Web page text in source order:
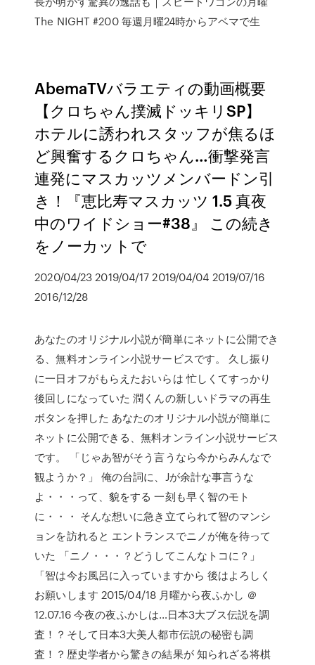
The NIGHT #200 毎週月曜24時からアベマで生
AbemaTVバラエティの動画概要
【クロちゃん撲滅ドッキリSP】
ホテルに誘われスタッフが焦るほ
ど興奮するクロちゃん…衝撃発言
連発にマスカッツメンバードン引
き！『恵比寿マスカッツ 1.5 真夜
中のワイドショー#38』 この続き
をノーカットで
2020/04/23 2019/04/17 2019/04/04 2019/07/16
2016/12/28
あなたのオリジナル小説が簡単にネットに公開でき
る、無料オンライン小説サービスです。 久し振り
に一日オフがもらえたおいらは 忙しくてすっかり
後回しになっていた 潤くんの新しいドラマの再生
ボタンを押した あなたのオリジナル小説が簡単に
ネットに公開できる、無料オンライン小説サービス
です。 「じゃあ智がそう言うなら今からみんなで
観ようか？」 俺の台詞に、Jが余計な事言うな
よ・・・って、貌をする 一刻も早く智のモト
に・・・ そんな想いに急き立てられて智のマンシ
ョンを訪れると エントランスでニノが俺を待って
いた 「ニノ・・・？どうしてこんなトコに？」
「智は今お風呂に入っていますから 後はよろしく
お願いします 2015/04/18 月曜から夜ふかし ＠
12.07.16 今夜の夜ふかしは…日本3大ブス伝説を調
査！？そして日本3大美人都市伝説の秘密も調
査！？歴史学者から驚きの結果が 知られざる将棋